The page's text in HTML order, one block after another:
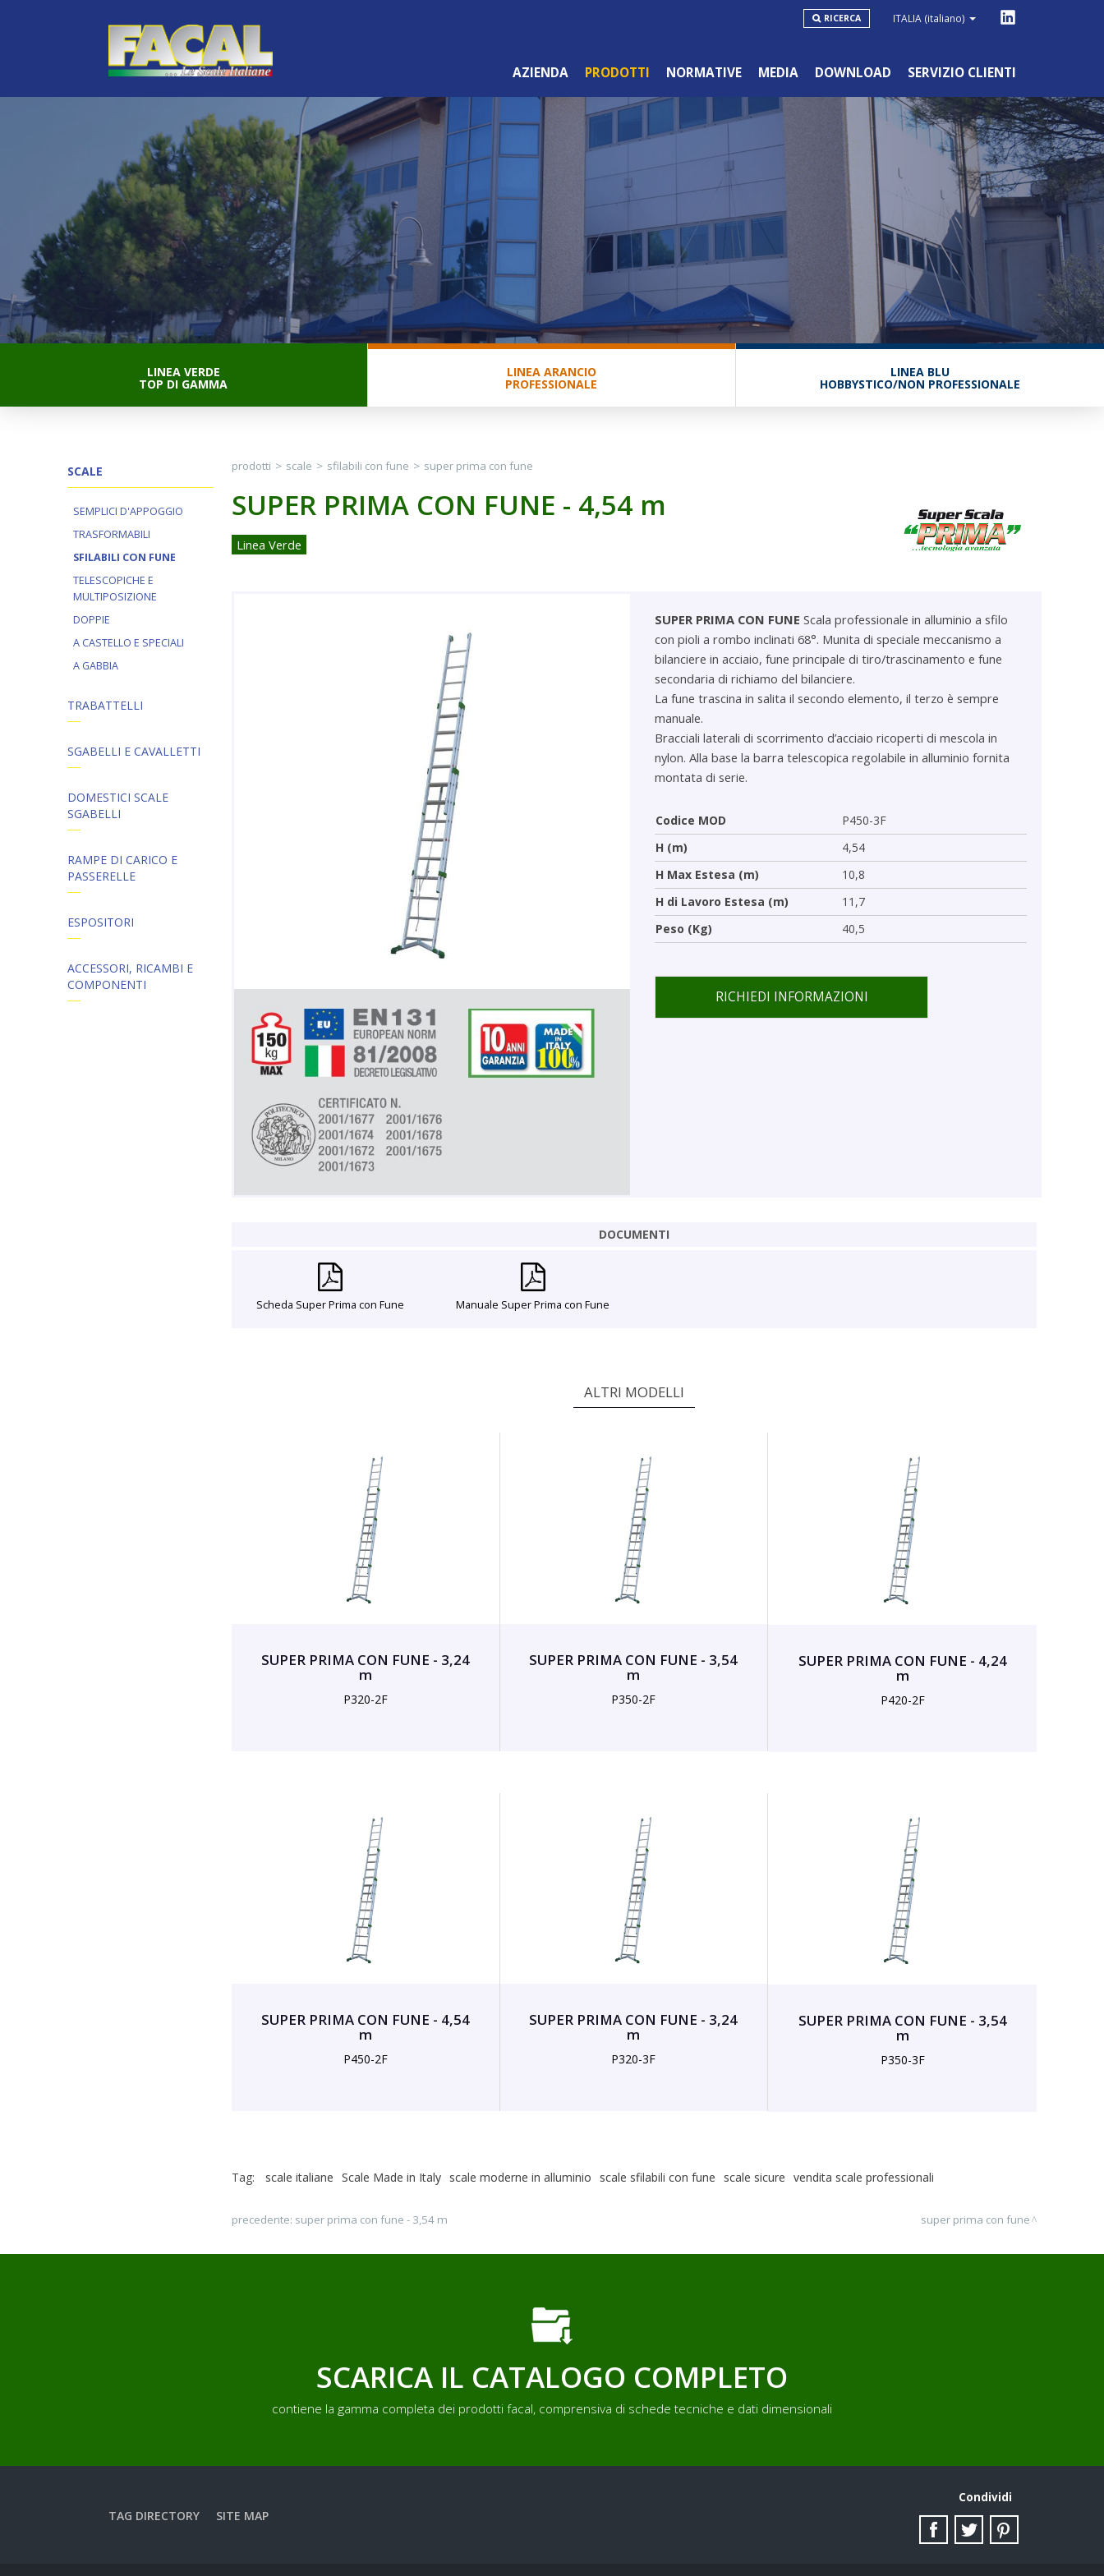
ITALIA (italiano)
RICERCA
AZIENDA PRODOTTI NORMATIVE MEDIA DOWNLOAD SERVIZIO CLIENTI
LINEA VERDE
TOP DI GAMMA
LINEA ARANCIO
PROFESSIONALE
LINEA BLU
HOBBYSTICO/NON PROFESSIONALE
SCALE
SEMPLICI D'APPOGGIO
TRASFORMABILI
SFILABILI CON FUNE
TELESCOPICHE E
MULTIPOSIZIONE
DOPPIE
A CASTELLO E SPECIALI
A GABBIA
TRABATTELLI
SGABELLI E CAVALLETTI
DOMESTICI SCALE
SGABELLI
RAMPE DI CARICO E
PASSERELLE
ESPOSITORI
ACCESSORI, RICAMBI E
COMPONENTI
prodotti > scale > sfilabili con fune > super prima con fune
SUPER PRIMA CON FUNE - 4,54 m
Linea Verde
SUPER PRIMA CON FUNEScala professionale in alluminio a sfilo
con pioli a rombo inclinati 68°. Munita di speciale meccanismo a
bilanciere in acciaio, fune principale di tiro/trascinamento e fune
secondaria di richiamo del bilanciere.
La fune trascina in salita il secondo elemento, il terzo è sempre
manuale.
Bracciali laterali di scorrimento d’acciaio ricoperti di mescola in
nylon. Alla base la barra telescopica regolabile in alluminio fornita
montata di serie.
Codice MOD
P450-3F
H (m)
4,54
H Max Estesa (m)
10,8
H di Lavoro Estesa (m)
11,7
Peso (Kg)
40,5
RICHIEDI INFORMAZIONI
DOCUMENTI
Scheda Super Prima con Fune Manuale Super Prima con Fune
ALTRI MODELLI
SUPER PRIMA CON FUNE - 3,24
m
P320-2F
SUPER PRIMA CON FUNE - 3,54
m
P350-2F
SUPER PRIMA CON FUNE - 4,24
m
P420-2F
SUPER PRIMA CON FUNE - 4,54
m
P450-2F
SUPER PRIMA CON FUNE - 3,24
m
P320-3F
SUPER PRIMA CON FUNE - 3,54
m
P350-3F
Tag: scale italiane Scale Made in Italy scale moderne in alluminio scale sfilabili con fune scale sicure vendita scale professionali
precedente: super prima con fune - 3,54 m super prima con fune
SCARICA IL CATALOGO COMPLETO
contiene la gamma completa dei prodotti facal, comprensiva di schede tecniche e dati dimensionali
TAG DIRECTORY SITE MAP
Condividi
PROFESSIONALE HOBBYSTICO/NON PROFESSIONALE